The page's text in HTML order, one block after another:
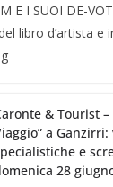
E I SUOI DE-
libro d’artista e
& Tourist –
a
e
28